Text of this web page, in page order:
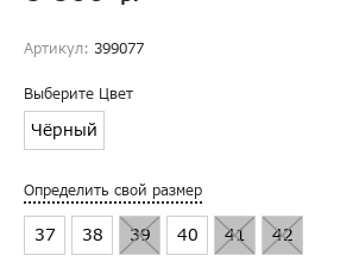
Артикул: 399077
Выберите Цвет
Чёрный
Определить свой размер
37 38 39 40 41 42